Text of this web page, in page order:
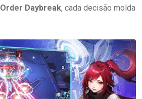
Order Daybreak, cada decisão molda